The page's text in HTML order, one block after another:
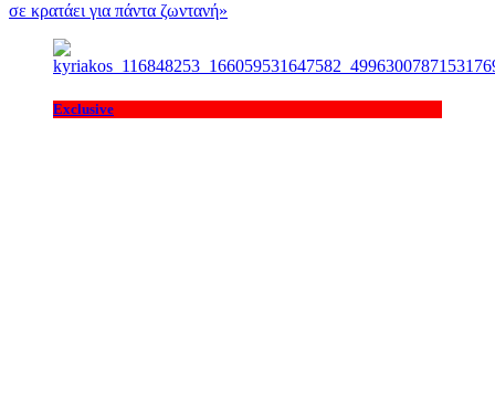
σε κρατάει για πάντα ζωντανή»
Exclusive